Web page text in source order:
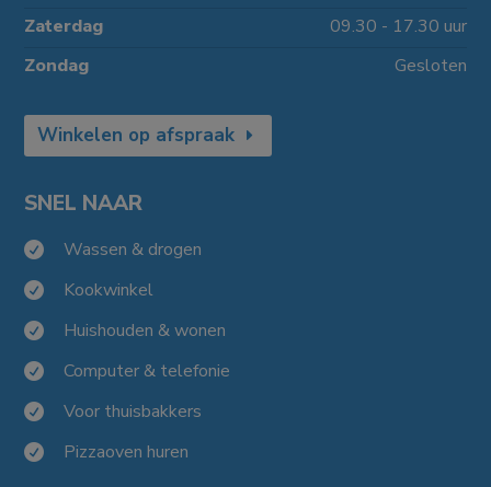
Zaterdag
09.30 - 17.30 uur
Zondag
Gesloten
Winkelen op afspraak
SNEL NAAR
 Wassen & drogen
 Kookwinkel
 Huishouden & wonen
 Computer & telefonie
 Voor thuisbakkers
 Pizzaoven huren